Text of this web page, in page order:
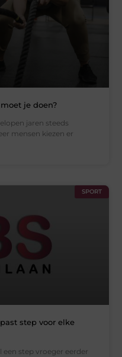
je doen?
jaren steeds
mensen kiezen er
SPORT
step voor elke
een step vroeger eerder